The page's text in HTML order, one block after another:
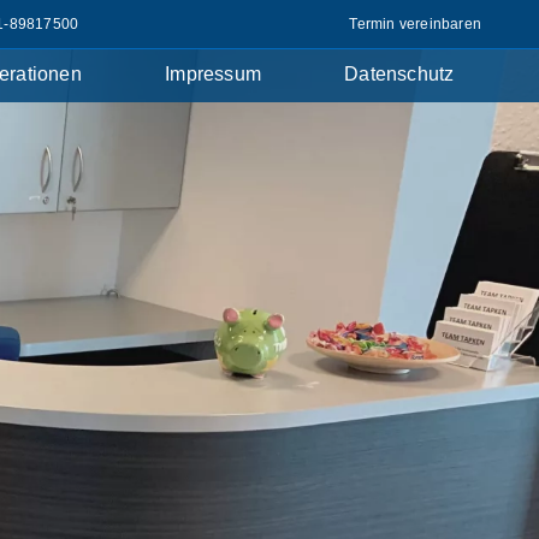
89817500 Termin vereinbaren
Impressum Datenschutz